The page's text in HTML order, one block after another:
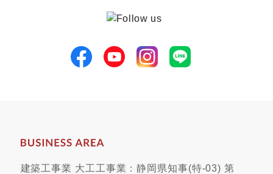
建築工事業 大工工事業：静岡県知事(特-03) 第